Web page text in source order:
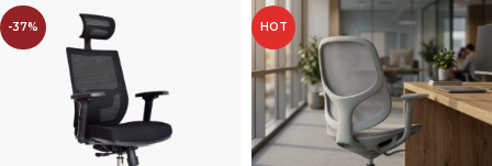
-37% HOT